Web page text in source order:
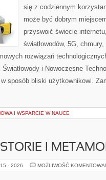
się z codziennym
może być dobrym
przyswoić świecie
światłowodów, 5G,
rozwiązań
i Nowoczesne
sposób bliski użytkownikowi.
I WSPARCIE W NAUCE
I
- 2026 MOŻLIWOŚĆ